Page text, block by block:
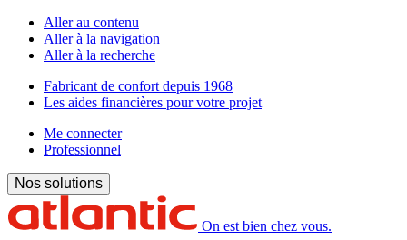
Aller au contenu
Aller à la navigation
Aller à la recherche
Fabricant de confort depuis 1968
Les aides financières pour votre projet
Me connecter
Professionnel
Nos solutions
On est bien chez vous.